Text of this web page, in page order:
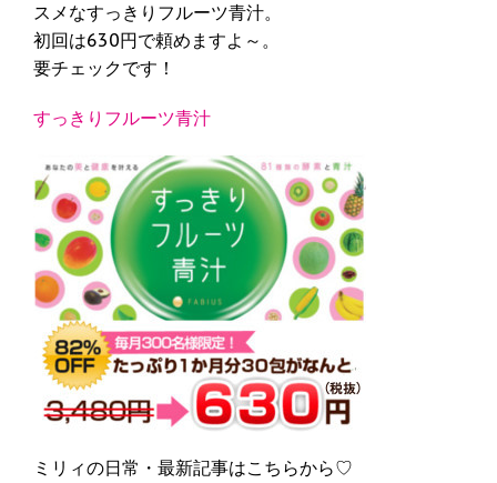
スメなすっきりフルーツ青汁。
初回は630円で頼めますよ～。
要チェックです！
すっきりフルーツ青汁
ミリィの日常・最新記事はこちらから♡